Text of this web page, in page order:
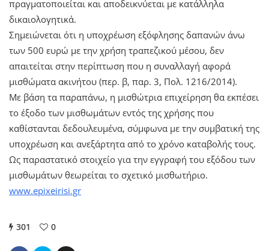
πραγματοποιείται και αποδεικνύεται με κατάλληλα
δικαιολογητικά.
Σημειώνεται ότι η υποχρέωση εξόφλησης δαπανών άνω
των 500 ευρώ με την χρήση τραπεζικού μέσου, δεν
απαιτείται στην περίπτωση που η συναλλαγή αφορά
μισθώματα ακινήτου (περ. β, παρ. 3, Πολ. 1216/2014).
Με βάση τα παραπάνω, η μισθώτρια επιχείρηση θα εκπέσει
το έξοδο των μισθωμάτων εντός της χρήσης που
καθίστανται δεδουλευμένα, σύμφωνα με την συμβατική της
υποχρέωση και ανεξάρτητα από το χρόνο καταβολής τους.
Ως παραστατικό στοιχείο για την εγγραφή του εξόδου των
μισθωμάτων θεωρείται το σχετικό μισθωτήριο.
www.epixeirisi.gr
301 0